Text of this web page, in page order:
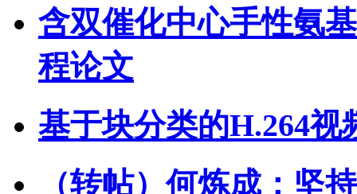
含双催化中心手性氨
程论文
基于块分类的H.264
（转帖）何炼成：坚